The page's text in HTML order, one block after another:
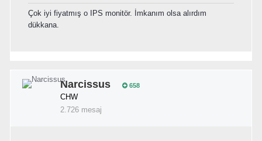
Çok iyi fiyatmış o IPS monitör. İmkanım olsa alırdım
dükkana.
Narcissus 658
CHW
2.726 mesaj